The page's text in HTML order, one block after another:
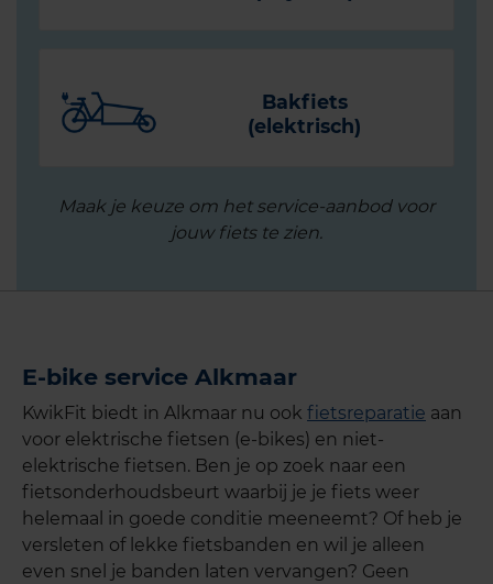
Bakfiets
(elektrisch)
Maak je keuze om het service-aanbod voor
jouw fiets te zien.
E-bike service Alkmaar
KwikFit biedt in Alkmaar nu ook fietsreparatie aan
voor elektrische fietsen (e-bikes) en niet-
elektrische fietsen. Ben je op zoek naar een
fietsonderhoudsbeurt waarbij je je fiets weer
helemaal in goede conditie meeneemt? Of heb je
versleten of lekke fietsbanden en wil je alleen
even snel je banden laten vervangen? Geen